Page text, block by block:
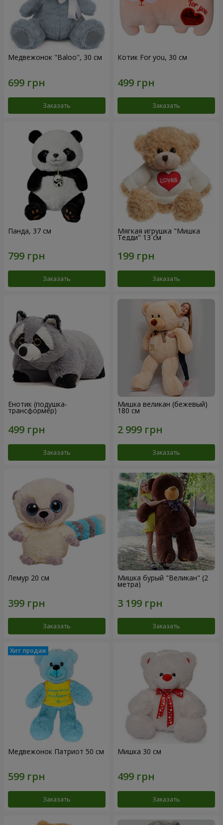
Медвежонок "Baloo", 30 см
Заказать
Котик For you, 30 см
Заказать
Панда, 37 см
Заказать
Мягкая игрушка "Мишка
Тедди" 13 см
Заказать
Енотик (подушка-
трансформер)
Заказать
Мишка великан (бежевый)
180 см
Заказать
Лемур 20 см
Заказать
Мишка бурый "Великан" (2
метра)
Заказать
Медвежонок Патриот 50 см
Заказать
Мишка 30 см
Заказать